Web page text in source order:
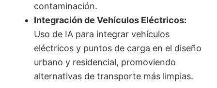
contaminación.
Integración de Vehículos Eléctricos:
Uso de IA para integrar vehículos
eléctricos y puntos de carga en el diseño
urbano y residencial, promoviendo
alternativas de transporte más limpias.